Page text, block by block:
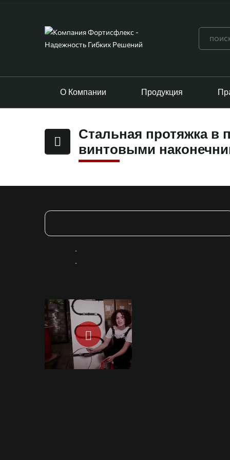
О Компании Продукция
Стальная протяжка в
винтовыми